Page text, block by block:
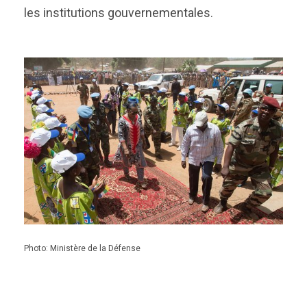
les institutions gouvernementales.
Photo: Ministère de la Défense